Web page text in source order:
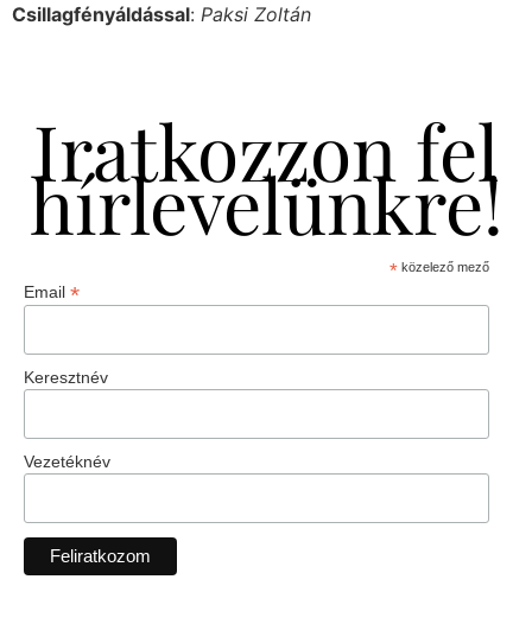
Csillagfényáldással: Paksi Zoltán
Iratkozzon fel
hírlevelünkre!
*közelező mező
Email *
Keresztnév
Vezetéknév